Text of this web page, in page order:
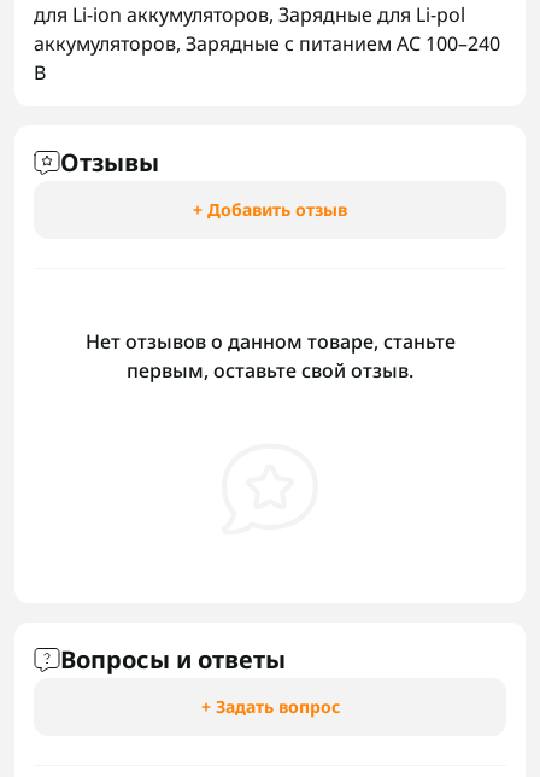
для Li-ion аккумуляторов, Зарядные для Li-pol
аккумуляторов, Зарядные с питанием AC 100–240
В
Отзывы
+ Добавить отзыв
Нет отзывов о данном товаре, станьте
первым, оставьте свой отзыв.
Вопросы и ответы
+ Задать вопрос